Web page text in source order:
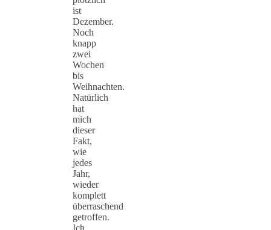
ist
Dezember.
Noch
knapp
zwei
Wochen
bis
Weihnachten.
Natürlich
hat
mich
dieser
Fakt,
wie
jedes
Jahr,
wieder
komplett
überraschend
getroffen.
Ich